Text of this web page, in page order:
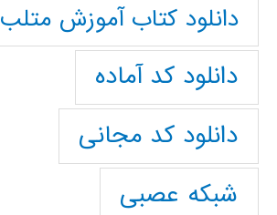
دانلود کتاب آموزش متلب
دانلود کد آماده
دانلود کد مجانی
شبکه عصبی